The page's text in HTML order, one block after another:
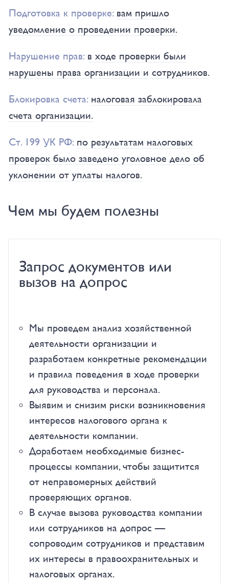
Подготовка к проверке: вам пришло
уведомление о проведении проверки.
Нарушение прав: в ходе проверки были
нарушены права организации и сотрудников.
Блокировка счета: налоговая заблокировала
счета организации.
Ст. 199 УК РФ: по результатам налоговых
проверок было заведено уголовное дело об
уклонении от уплаты налогов.
Чем мы будем полезны
Запрос документов или
вызов на допрос
Мы проведем анализ хозяйственной
деятельности организации и
разработаем конкретные рекомендации
и правила поведения в ходе проверки
для руководства и персонала.
Выявим и снизим риски возникновения
интересов налогового органа к
деятельности компании.
Доработаем необходимые бизнес-
процессы компании, чтобы защитится
от неправомерных действий
проверяющих органов.
В случае вызова руководства компании
или сотрудников на допрос —
сопроводим сотрудников и представим
их интересы в правоохранительных и
налоговых органах.